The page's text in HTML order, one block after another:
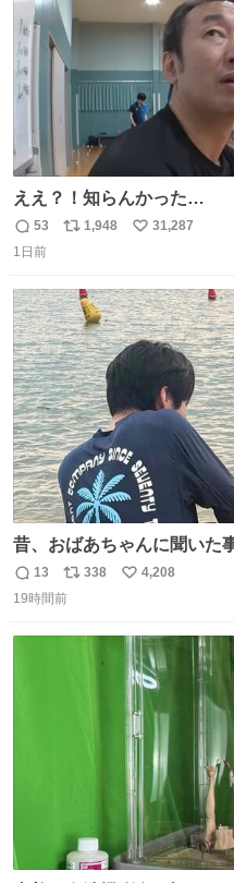
ええ？！知らんかった…
返
信
53
リ
ト
数
1,948
い
数
31,287
1日前
昔、おばあちゃんに聞いた事があるよ。
じめると、アイツが海から
返
信
13
リ
ポ
338
い
数
4,208
19時間前